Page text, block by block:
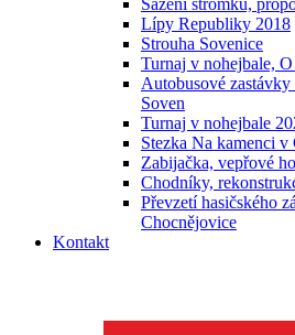
Lípy Republiky 2018
Strouha Sovenice
Turnaj v nohejbale,
Autobusové
Soven
Turnaj v nohejbale
Stezka Na kamenci
Zabijačka, vepřové
Chodníky,
Převzetí hasičského
Chocnějovice
Kontakt